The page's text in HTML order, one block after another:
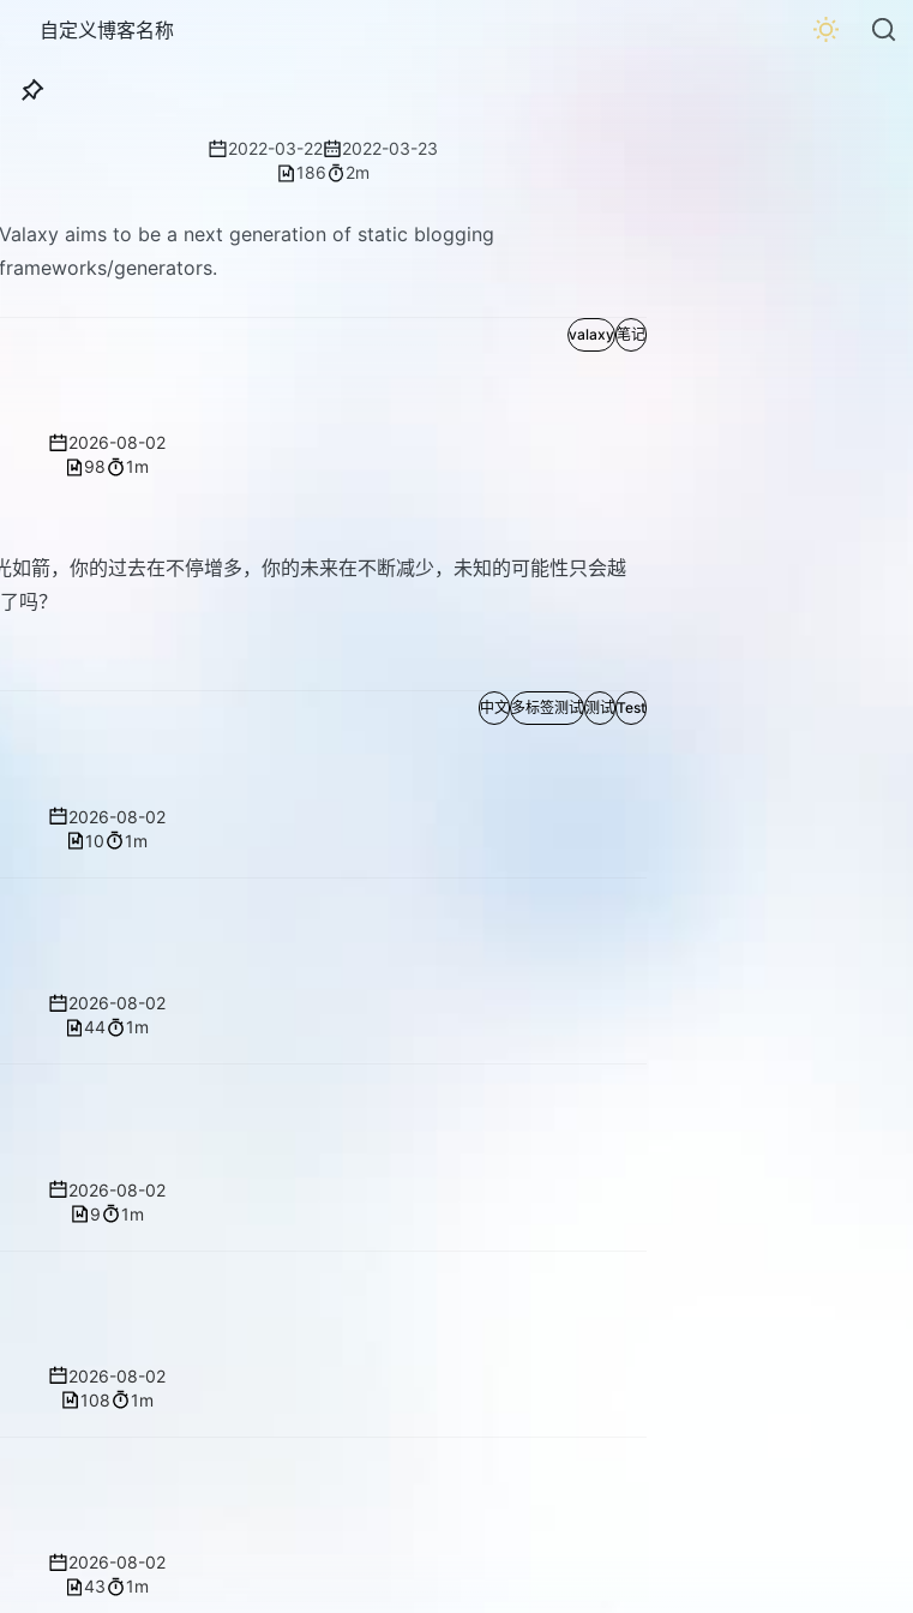
自定义博客名称
2022-03-22
2022-03-23
186
2m
Valaxy aims to be a next generation of static blogging
frameworks/generators.
valaxy笔记
2026-08-02
98
1m
箭，你的过去在不停增多，你的未来在不断减少，未知的可能性只会越
吗？
中文多标签测试测试Test
2026-08-02
10
1m
2026-08-02
44
1m
2026-08-02
9
1m
2026-08-02
108
1m
2026-08-02
43
1m